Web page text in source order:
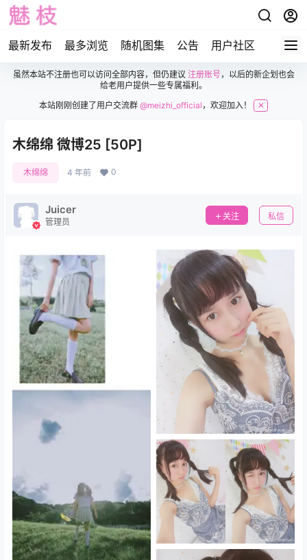
最新发布 最多浏览 随机图集 公告 用户社区
虽然本站不注册也可以访问全部内容，但仍建议 注册账号，以后的新企划也会
给老用户提供一些专属福利。
本站刚刚创建了用户交流群@meizhi_official ，欢迎加入！ ✕
木绵绵 微博25 [50P]
木绵绵 4 年前 0
Juicer
管理员
关注 私信